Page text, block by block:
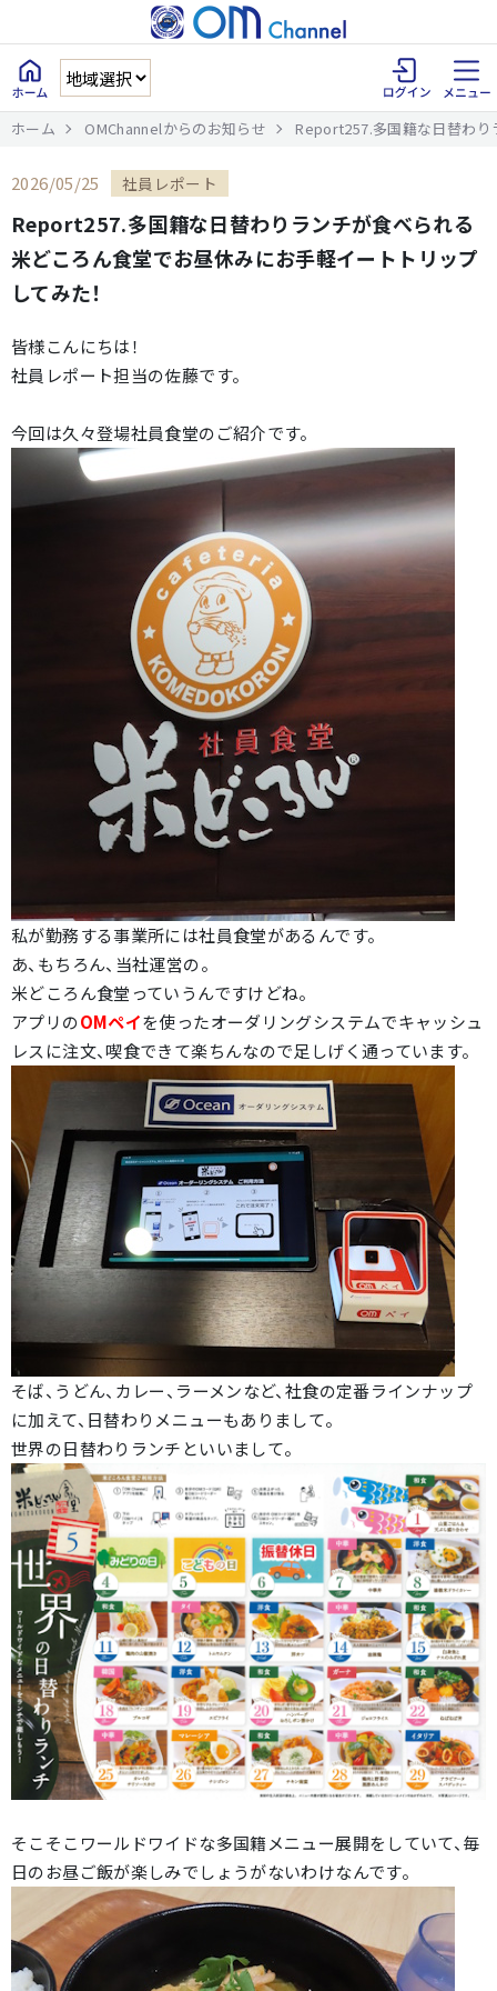
ホーム OMChannelからのお知らせ Report257.多国籍な日替わり
2026/05/25 社員レポート
Report257.多国籍な日替わりランチが食べられる
米どころん食堂でお昼休みにお手軽イートトリップ
してみた！
皆様こんにちは！
社員レポート担当の佐藤です。
今回は久々登場社員食堂のご紹介です。
私が勤務する事業所には社員食堂があるんです。
あ、もちろん、当社運営の。
米どころん食堂っていうんですけどね。
アプリのOMペイを使ったオーダリングシステムでキャッシュ
レスに注文、喫食できて楽ちんなので足しげく通っています。
そば、うどん、カレー、ラーメンなど、社食の定番ラインナップ
に加えて、日替わりメニューもありまして。
世界の日替わりランチといいまして。
そこそこワールドワイドな多国籍メニュー展開をしていて、毎
日のお昼ご飯が楽しみでしょうがないわけなんです。